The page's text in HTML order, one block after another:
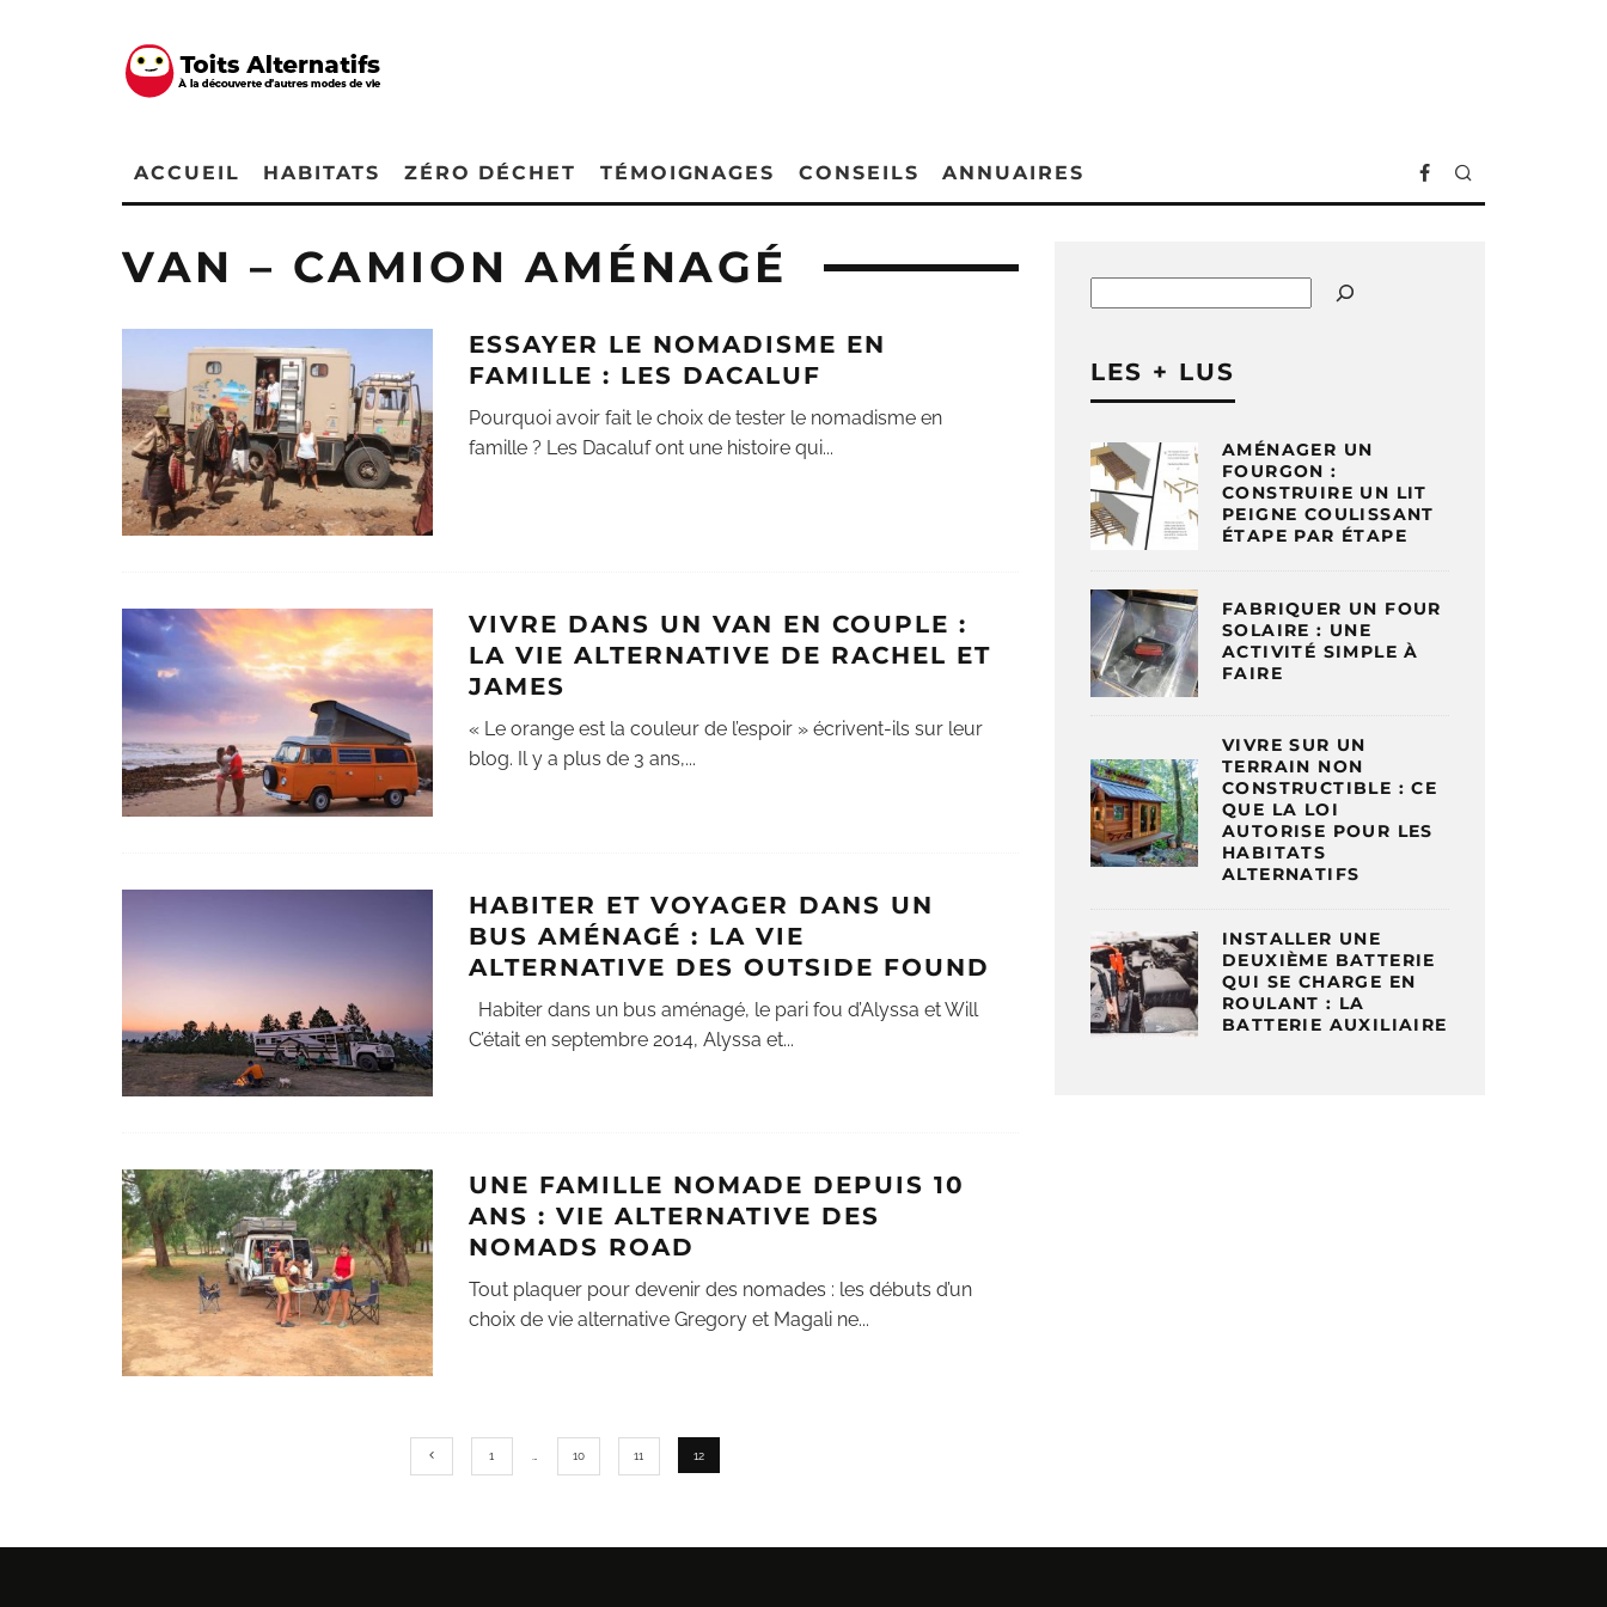
ACCUEIL HABITATS ZÉRO DÉCHET TÉMOIGNAGES CONSEILS ANNUAIRES
VAN – CAMION AMÉNAGÉ
ESSAYER LE NOMADISME EN
FAMILLE : LES DACALUF
Pourquoi avoir fait le choix de tester le nomadisme en
famille ? Les Dacaluf ont une histoire qui...
VIVRE DANS UN VAN EN COUPLE :
LA VIE ALTERNATIVE DE RACHEL ET
JAMES
« Le orange est la couleur de l’espoir » écrivent-ils sur leur
blog. Il y a plus de 3 ans,...
HABITER ET VOYAGER DANS UN
BUS AMÉNAGÉ : LA VIE
ALTERNATIVE DES OUTSIDE FOUND
Habiter dans un bus aménagé, le pari fou d’Alyssa et Will
C’était en septembre 2014, Alyssa et...
UNE FAMILLE NOMADE DEPUIS 10
ANS : VIE ALTERNATIVE DES
NOMADS ROAD
Tout plaquer pour devenir des nomades : les débuts d’un
choix de vie alternative Gregory et Magali ne...
1 … 10 11 12
LES + LUS
AMÉNAGER UN
FOURGON :
CONSTRUIRE UN LIT
PEIGNE COULISSANT
ÉTAPE PAR ÉTAPE
FABRIQUER UN FOUR
SOLAIRE : UNE
ACTIVITÉ SIMPLE À
FAIRE
VIVRE SUR UN
TERRAIN NON
CONSTRUCTIBLE : CE
QUE LA LOI
AUTORISE POUR LES
HABITATS
ALTERNATIFS
INSTALLER UNE
DEUXIÈME BATTERIE
QUI SE CHARGE EN
ROULANT : LA
BATTERIE AUXILIAIRE